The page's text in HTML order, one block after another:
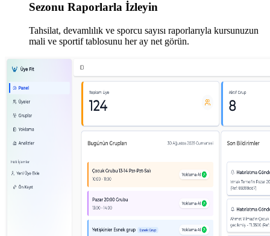
Sezonu Raporlarla İzleyin
Tahsilat, devamlılık ve sporcu sayısı raporlarıyla kursunuzun
mali ve sportif tablosunu her ay net görün.